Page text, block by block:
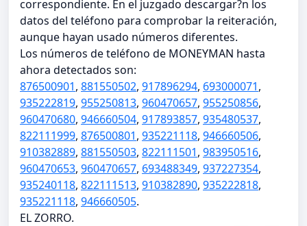
correspondiente. En el juzgado descargar?n los
datos del teléfono para comprobar la reiteración,
aunque hayan usado números diferentes.
Los números de teléfono de MONEYMAN hasta
ahora detectados son:
876500901, 881550502, 917896294, 693000071,
935222819, 955250813, 960470657, 955250856,
960470680, 946660504, 917893857, 935480537,
822111999, 876500801, 935221118, 946660506,
910382889, 881550503, 822111501, 983950516,
960470653, 960470657, 693488349, 937227354,
935240118, 822111513, 910382890, 935222818,
935221118, 946660505.
EL ZORRO.